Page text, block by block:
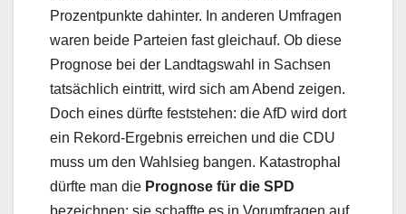
Prozentpunkte dahinter. In anderen Umfragen
waren beide Parteien fast gleichauf. Ob diese
Prognose bei der Landtagswahl in Sachsen
tatsächlich eintritt, wird sich am Abend zeigen.
Doch eines dürfte feststehen: die AfD wird dort
ein Rekord-Ergebnis erreichen und die CDU
muss um den Wahlsieg bangen. Katastrophal
dürfte man die Prognose für die SPD
bezeichnen: sie schaffte es in Vorumfragen auf